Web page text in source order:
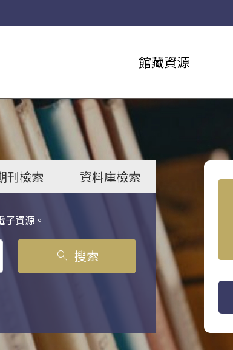
館藏資源
刊檢索 資料庫檢索
資源。
search 搜索